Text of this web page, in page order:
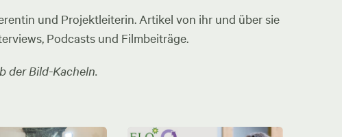
und Projektleiterin. Artikel von ihr und über sie
Podcasts und Filmbeiträge.
der Bild-Kacheln.